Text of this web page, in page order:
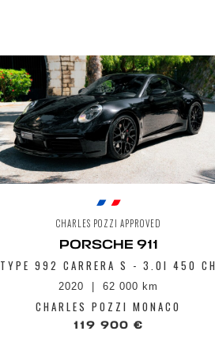
CHARLES POZZI APPROVED
PORSCHE 911
TYPE 992 CARRERA S - 3.0I 450 CH
2020 62 000 km
CHARLES POZZI MONACO
119 900 €